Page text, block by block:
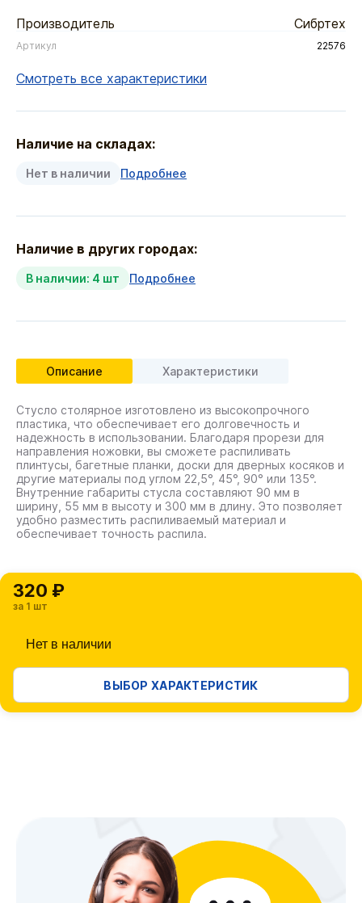
Производитель Сибртех
Артикул 22576
Смотреть все характеристики
Наличие на складах:
Нет в наличии Подробнее
Наличие в других городах:
В наличии: 4 шт Подробнее
Описание Характеристики
Стусло столярное изготовлено из высокопрочного
пластика, что обеспечивает его долговечность и
надежность в использовании. Благодаря прорези для
направления ножовки, вы сможете распиливать
плинтусы, багетные планки, доски для дверных косяков и
другие материалы под углом 22,5°, 45°, 90° или 135°.
Внутренние габариты стусла составляют 90 мм в
ширину, 55 мм в высоту и 300 мм в длину. Это позволяет
удобно разместить распиливаемый материал и
обеспечивает точность распила.
320 ₽
за 1 шт
Нет в наличии
ВЫБОР ХАРАКТЕРИСТИК